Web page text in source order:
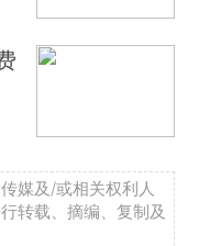
媒及/或相关权利人
转载、摘编、复制及